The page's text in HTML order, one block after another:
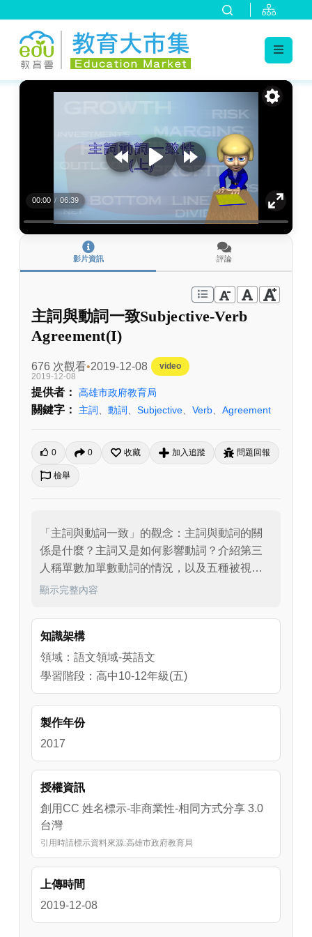
:::
00:00 / 06:39
影片資訊 評論
主詞與動詞一致Subjective-Verb
Agreement(I)
676 次觀看 2019-12-08
video
2019-12-08
提供者： 高雄市政府教育局
關鍵字： 主詞 動詞 Subjective Verb Agreement
0 0 收藏 加入追蹤 問題回報
檢舉
「主詞與動詞一致」的觀念：主詞與動詞的關
係是什麼？主詞又是如何影響動詞？介紹第三
人稱單數加單數動詞的情況，以及五種被視為
第三人稱單數的主詞，最後將學習到什麼樣的
顯示完整內容
知識架構
領域：語文領域-英語文
學習階段：高中10-12年級(五)
製作年份
2017
授權資訊
創用CC 姓名標示-非商業性-相同方式分享 3.0
台灣
引用時請標示資料來源:高雄市政府教育局
上傳時間
2019-12-08